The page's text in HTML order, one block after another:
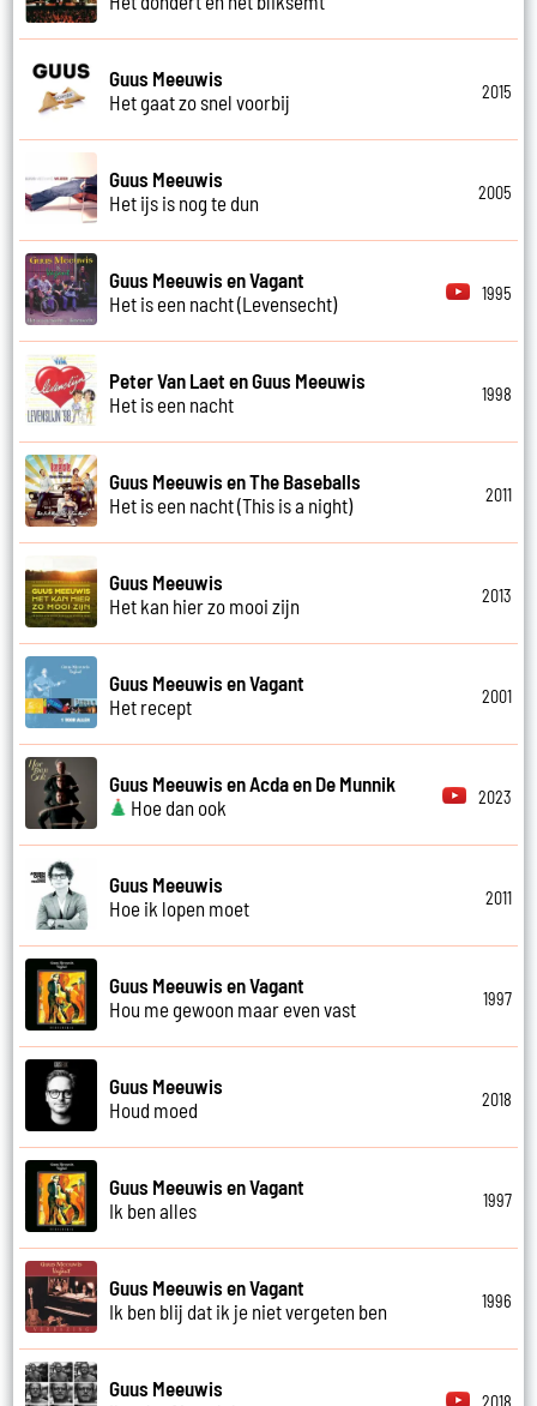
Guus Meeuwis
Het gaat zo snel voorbij
2015
Guus Meeuwis
Het ijs is nog te dun
2005
Guus Meeuwis en Vagant
Het is een nacht (Levensecht)
1995
Peter Van Laet en Guus Meeuwis
Het is een nacht
1998
Guus Meeuwis en The Baseballs
Het is een nacht (This is a night)
2011
Guus Meeuwis
Het kan hier zo mooi zijn
2013
Guus Meeuwis en Vagant
Het recept
2001
Guus Meeuwis en Acda en De Munnik
Hoe dan ook
2023
Guus Meeuwis
Hoe ik lopen moet
2011
Guus Meeuwis en Vagant
Hou me gewoon maar even vast
1997
Guus Meeuwis
Houd moed
2018
Guus Meeuwis en Vagant
Ik ben alles
1997
Guus Meeuwis en Vagant
Ik ben blij dat ik je niet vergeten ben
1996
Guus Meeuwis
2018